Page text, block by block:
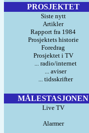
PROSJEKTET
Siste nytt
Artikler
Rapport fra 1984
Prosjektets historie
Foredrag
Prosjektet i TV
... radio/internet
... aviser
... tidsskrifter
MÅLESTASJONEN
Live TV
Alarmer